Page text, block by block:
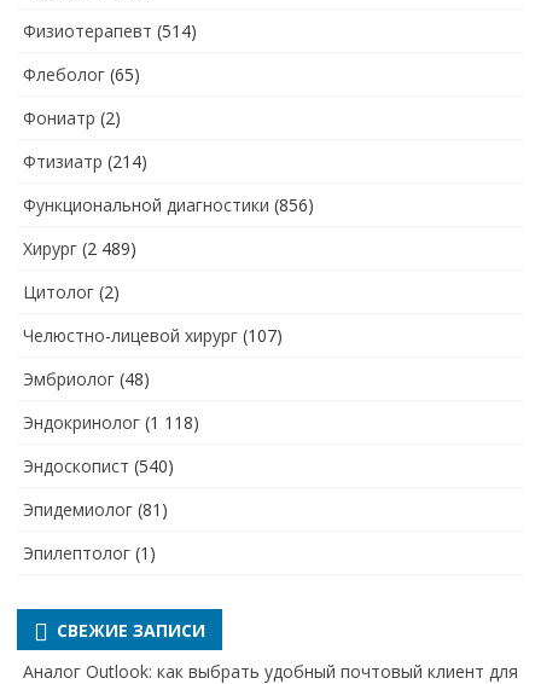
Физиотерапевт (514)
Флеболог (65)
Фониатр (2)
Фтизиатр (214)
Функциональной диагностики (856)
Хирург (2 489)
Цитолог (2)
Челюстно-лицевой хирург (107)
Эмбриолог (48)
Эндокринолог (1 118)
Эндоскопист (540)
Эпидемиолог (81)
Эпилептолог (1)
СВЕЖИЕ ЗАПИСИ
Аналог Outlook: как выбрать удобный почтовый клиент для